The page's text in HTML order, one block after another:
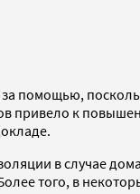
помощью,
привело к
в случае
того, в